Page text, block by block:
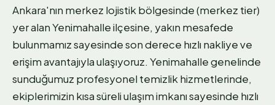
Ankara'nın merkez lojistik bölgesinde (merkez tier)
yer alan Yenimahalle ilçesine, yakın mesafede
bulunmamız sayesinde son derece hızlı nakliye ve
erişim avantajıyla ulaşıyoruz. Yenimahalle genelinde
sunduğumuz profesyonel temizlik hizmetlerinde,
ekiplerimizin kısa süreli ulaşım imkanı sayesinde hızlı